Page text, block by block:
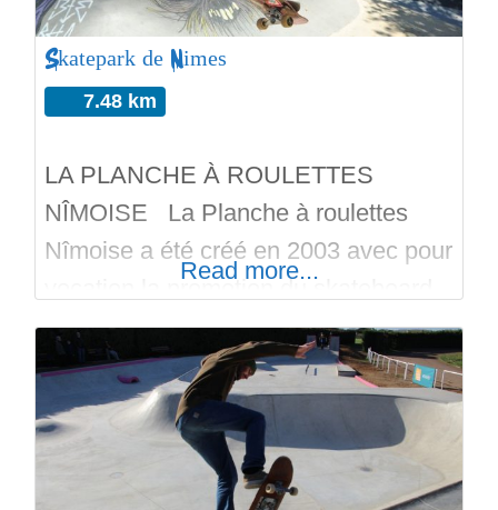
Skatepark de Nimes
7.48 km
LA PLANCHE À ROULETTES
NÎMOISE La Planche à roulettes
Nîmoise a été créé en 2003 avec pour
vocation la promotion du skateboard,
la création d’un skatepark, la mise en
place de cours de skateboard et
l’organisation d’événements. En
2007 le skatepark de Nîmes sort de
terre et sera achevé avec sa partie
Read more...